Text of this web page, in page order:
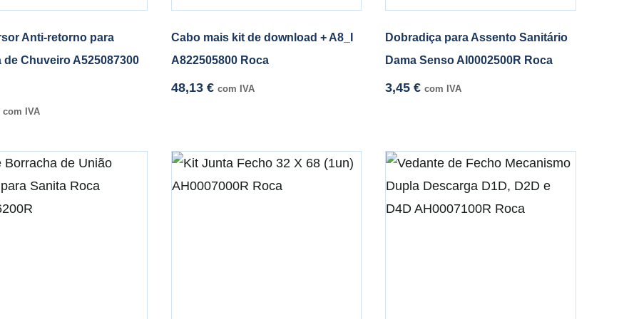
Anti-retorno para
de Chuveiro A525087300
com IVA
Cabo mais kit de download + A8_I
A822505800 Roca
48,13 € com IVA
Dobradiça para Assento Sanitário
Dama Senso AI0002500R Roca
3,45€ com IVA